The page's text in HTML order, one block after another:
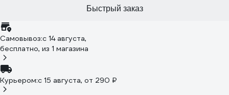
Быстрый заказ
Самовывоз:c 14 августа,
бесплатно, из 1 магазина
Курьером:c 15 августа, от 290 ₽